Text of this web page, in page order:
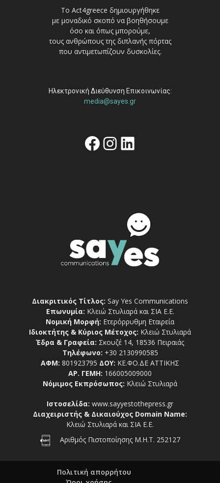
Το Act4greece δημιουργήθηκε
με μοναδικό σκοπό να βοηθήσουμε
όσο και όπως μπορούμε,
τους ανθρώπους της διπλανής πόρτας
που αντιμετωπίζουν δυσκολίες.
Ηλεκτρονική Διεύθυνση Επικοινωνίας:
media@sayes.gr
Facebook
Instagram
Linkedin
Διακριτικός Τίτλος: Say Yes Communications
Επωνυμία: Κλειώ Στυλιαρά και ΣΙΑ Ε.Ε.
Νομική Μορφή: Ετερόρρυθμη Εταιρεία
Ιδιοκτήτης & Κύριος Μέτοχος: Κλειώ Στυλιαρά
Έδρα & Γραφεία: Σκουζέ 14, 18536 Πειραιάς
Τηλέφωνο: +30 2130990585
ΑΦΜ: 801923795 ΔΟΥ: ΚΕ.ΦΟ.ΔΕ ΑΤΤΙΚΗΣ
ΑΡ. ΓΕΜΗ: 166005009000
Νόμιμος Εκπρόσωπος: Κλειώ Στυλιαρά
Ιστοσελίδα: www.sayyestothepress.gr
Διαχειριστής & Δικαιούχος Domain Name:
Κλειώ Στυλιαρά και ΣΙΑ Ε.Ε.
Αριθμός Πιστοποίησης Μ.Η.Τ. 252127
Πολιτική απορρήτου